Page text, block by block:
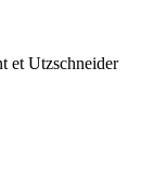
et Utzschneider